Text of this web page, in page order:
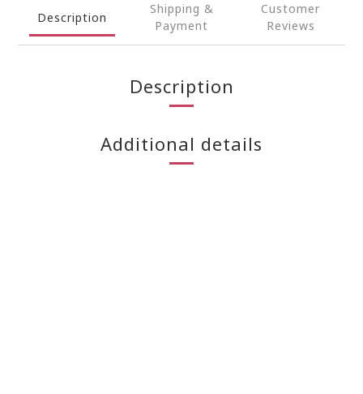
Description
Shipping &
Payment
Customer
Reviews
Description
Additional details